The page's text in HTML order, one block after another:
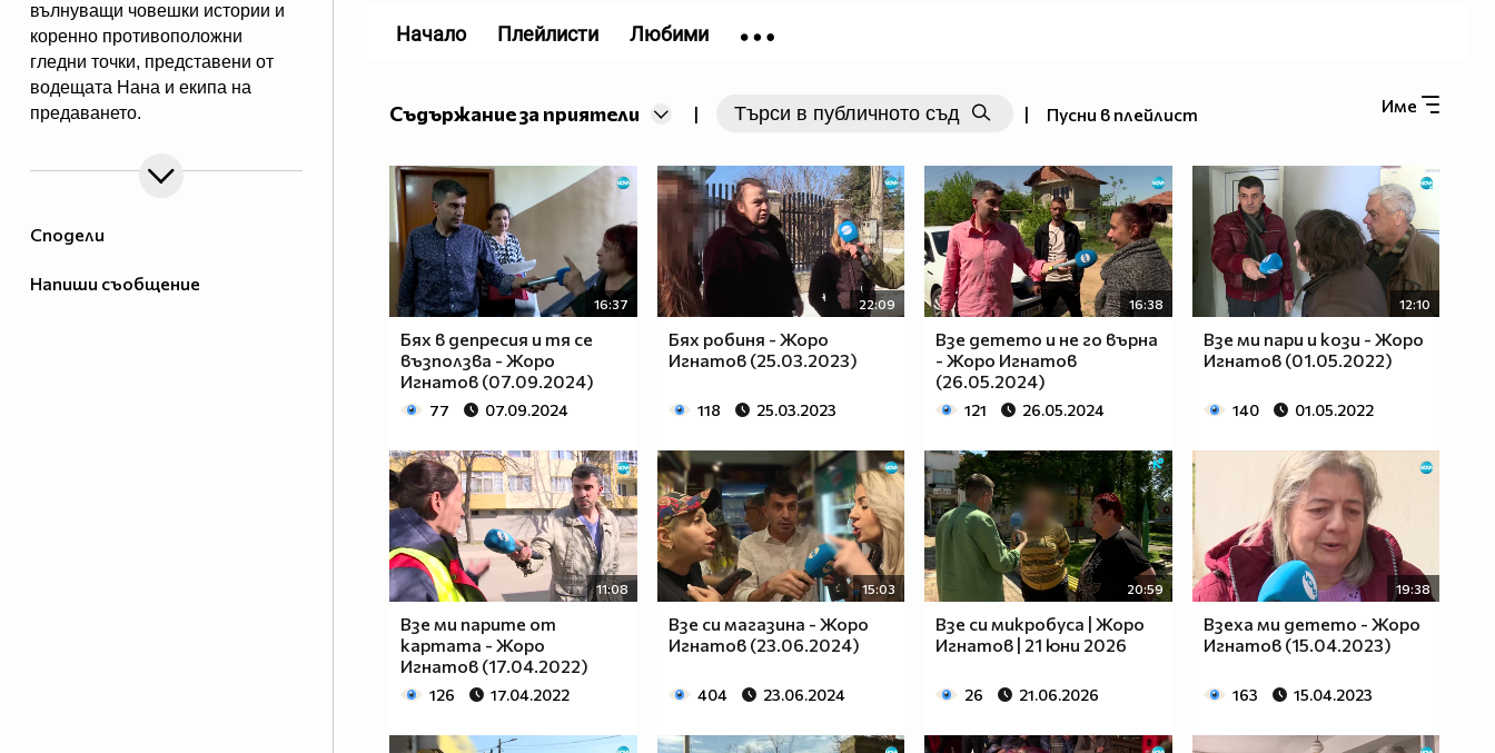
Сподели
Напиши съобщение
вълнуващи човешки истории и
коренно противоположни
гледни точки, представени от
водещата Нана и екипа на
предаването.
неделя, 11.00 ч., по Нова.
Eпизодите на предаването може
Име
Съдържание за приятели | | Пусни в плейлист
16:37
Бях в депресия и тя се
възползва - Жоро
Игнатов (07.09.2024)
77 07.09.2024
22:09
Бях робиня - Жоро
Игнатов (25.03.2023)
118 25.03.2023
16:38
Взе детето и не го върна
- Жоро Игнатов
(26.05.2024)
121 26.05.2024
12:10
Взе ми пари и кози - Жоро
Игнатов (01.05.2022)
140 01.05.2022
11:08
Взе ми парите от
картата - Жоро
Игнатов (17.04.2022)
126 17.04.2022
15:03
Взе си магазина - Жоро
Игнатов (23.06.2024)
404 23.06.2024
20:59
Взе си микробуса | Жоро
Игнатов | 21 юни 2026
26 21.06.2026
19:38
Взеха ми детето - Жоро
Игнатов (15.04.2023)
163 15.04.2023
Начало Плейлисти Любими